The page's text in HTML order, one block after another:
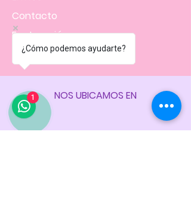
Contacto
Facturación
Políticasde la tienda
NOS UBICAMOS EN
¿Cómo podemos ayudarte?
1